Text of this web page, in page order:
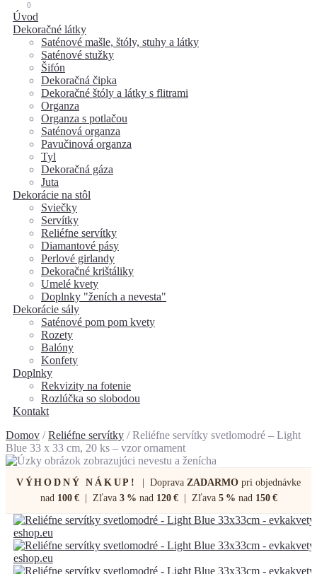
0
Úvod
Dekoračné látky
Saténové mašle, štóly, stuhy a látky
Saténové stužky
Šifón
Dekoračná čipka
Dekoračné štóly a látky s flitrami
Organza
Organza s potlačou
Saténová organza
Pavučinová organza
Tyl
Dekoračná gáza
Juta
Dekorácie na stôl
Sviečky
Servítky
Reliéfne servítky
Diamantové pásy
Perlové girlandy
Dekoračné krištáliky
Umelé kvety
Doplnky "ženích a nevesta"
Dekorácie sály
Saténové pom pom kvety
Rozety
Balóny
Konfety
Doplnky
Rekvizity na fotenie
Rozlúčka so slobodou
Kontakt
Domov /Reliéfne servítky / Reliéfne servítky svetlomodré – Light
Blue 33 x 33 cm, 20 ks – vzor ornament
VÝHODNÝ NÁKUP! | DopravaZADARMO pri objednávke
nad 100 €| Zľava 3 % nad 120 €| Zľava 5 % nad 150 €